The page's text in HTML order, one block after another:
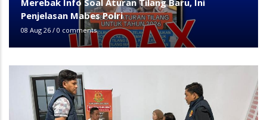
Merebak Info Soal Aturan Tilang Baru, Ini
Penjelasan Mabes Polri
08 Aug 26 / 0 comments